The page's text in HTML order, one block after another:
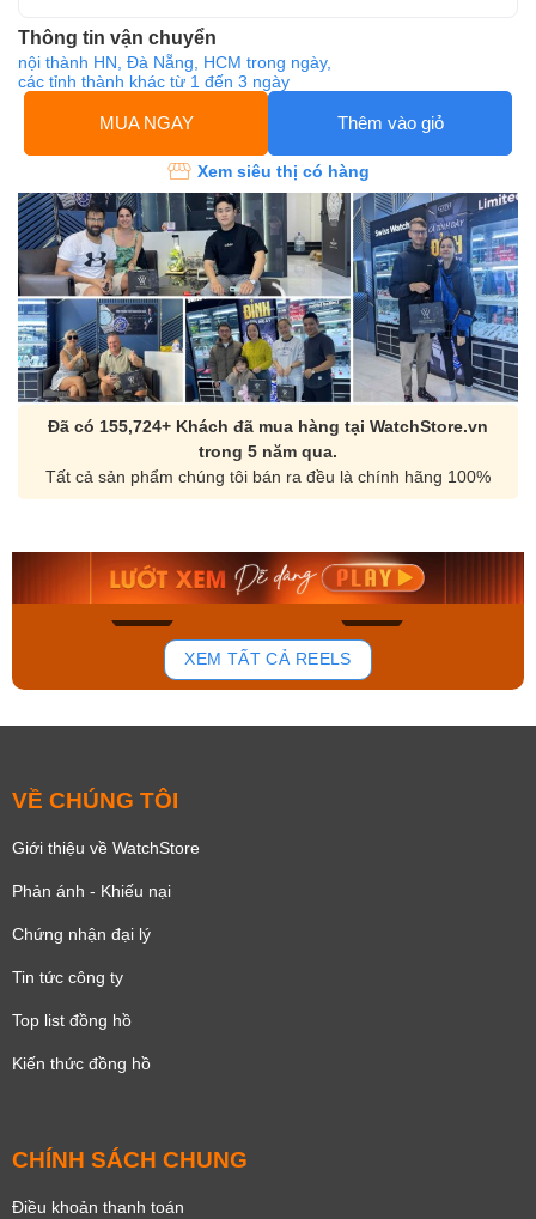
Thông tin vận chuyển
nội thành HN, Đà Nẵng, HCM trong ngày,
các tỉnh thành khác từ 1 đến 3 ngày
MUA NGAY Thêm vào giỏ
Xem siêu thị có hàng
Đã có 155,724+ Khách đã mua hàng tại WatchStore.vn
trong 5 năm qua.
Tất cả sản phẩm chúng tôi bán ra đều là chính hãng 100%
173
Orient Nam RA-
Mua ngay
Casio Nam MTS-
Mua ngay
XEM TẤT CẢ REELS
VỀ CHÚNG TÔI
Giới thiệu về WatchStore
Phản ánh - Khiếu nại
Chứng nhận đại lý
Tin tức công ty
Top list đồng hồ
Kiến thức đồng hồ
CHÍNH SÁCH CHUNG
Điều khoản thanh toán